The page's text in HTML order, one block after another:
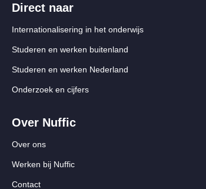
Direct naar
Internationalisering in het onderwijs
Studeren en werken buitenland
Studeren en werken Nederland
Onderzoek en cijfers
Over Nuffic
Over ons
Werken bij Nuffic
Contact